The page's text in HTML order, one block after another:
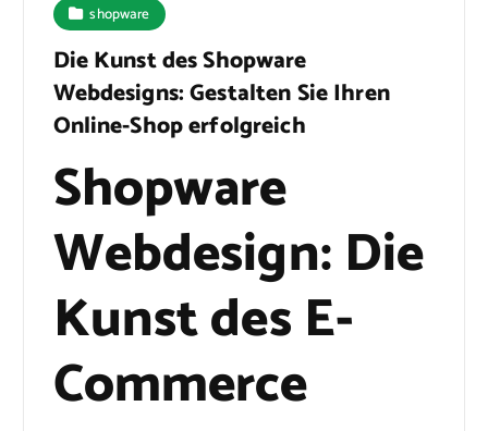
shopware
Die Kunst des Shopware
Webdesigns: Gestalten Sie Ihren
Online-Shop erfolgreich
Shopware
Webdesign: Die
Kunst des E-
Commerce